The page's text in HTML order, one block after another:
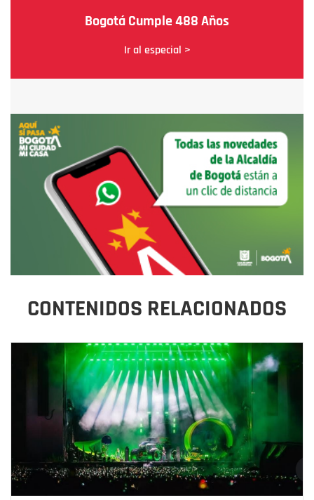
Bogotá Cumple 488 Años
Ir al especial >
CONTENIDOS RELACIONADOS